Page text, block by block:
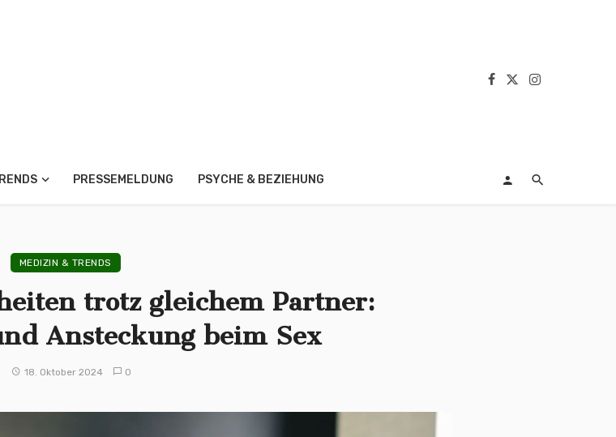
PRESSEMELDUNG PSYCHE & BEZIEHUNG
MEDIZIN & TRENDS
trotz gleichem Partner:
Ansteckung beim Sex
18. Oktober 2024 0